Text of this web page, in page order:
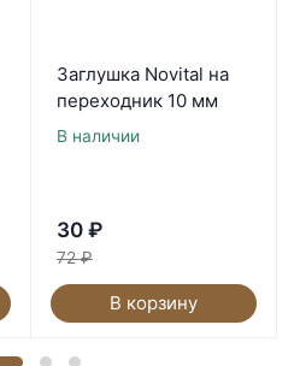
Заглушка Novital на
переходник 10 мм
В наличии
30 ₽
72 ₽
В корзину